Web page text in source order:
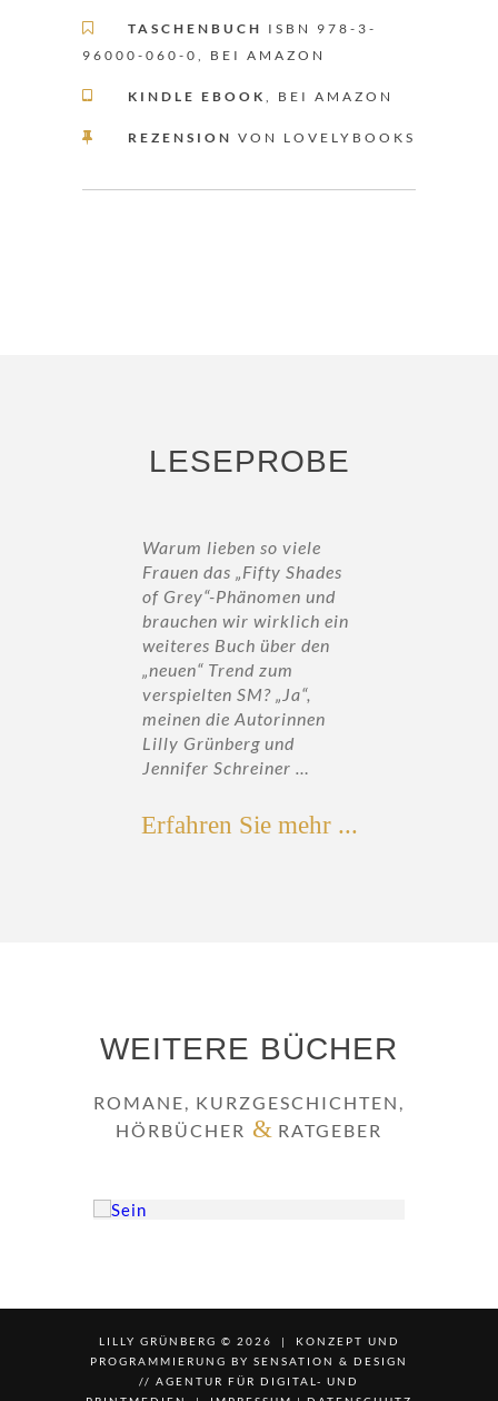
 TASCHENBUCH ISBN 978-3-
96000-060-0, BEI AMAZON
 KINDLE EBOOK , BEI AMAZON
 REZENSION VON LOVELYBOOKS
LESEPROBE
Warum lieben so viele
Frauen das „Fifty Shades
of Grey“-Phänomen und
brauchen wir wirklich ein
weiteres Buch über den
„neuen“ Trend zum
verspielten SM? „Ja“,
meinen die Autorinnen
Lilly Grünberg und
Jennifer Schreiner …
Erfahren Sie mehr ...
WEITERE BÜCHER
ROMANE, KURZGESCHICHTEN,
HÖRBÜCHER & RATGEBER
LILLY GRÜNBERG © 2026 | KONZEPT UND
PROGRAMMIERUNG BY SENSATION & DESIGN
// AGENTUR FÜR DIGITAL- UND